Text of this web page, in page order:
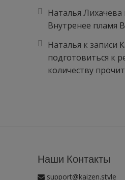
Наталья Лихачева
Внутренее пламя
Наталья к записи
подготовиться к
количеству
Наши Контакты
support@kaizen.style